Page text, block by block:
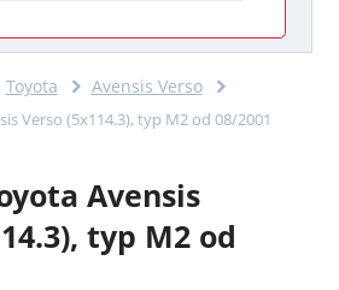
Toyota Avensis Verso
Verso (5x114.3), typ M2 od 08/2001
Avensis
typ M2 od